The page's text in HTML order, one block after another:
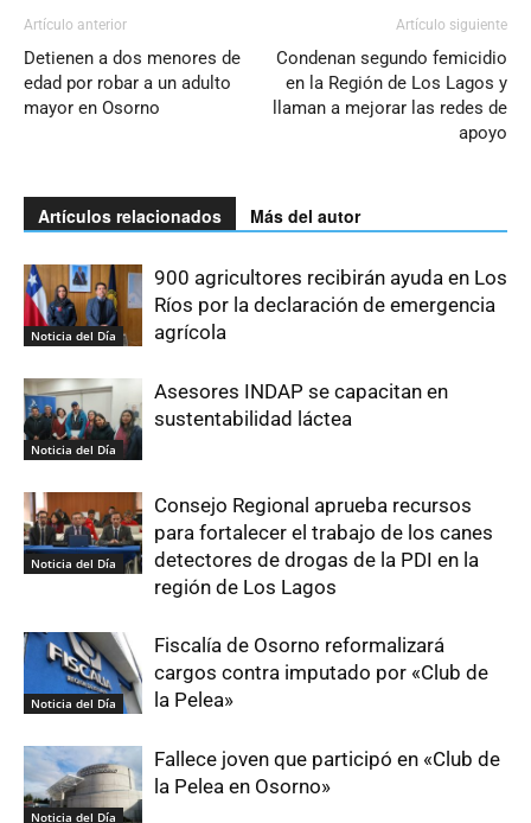
Artículo anterior
Detienen a dos menores de
edad por robar a un adulto
mayor en Osorno
Artículo siguiente
Condenan segundo femicidio
en la Región de Los Lagos y
llaman a mejorar las redes de
apoyo
Artículos relacionados Más del autor
Noticia del Día
900 agricultores recibirán ayuda en Los
Ríos por la declaración de emergencia
agrícola
Noticia del Día
Asesores INDAP se capacitan en
sustentabilidad láctea
Noticia del Día
Consejo Regional aprueba recursos
para fortalecer el trabajo de los canes
detectores de drogas de la PDI en la
región de Los Lagos
Noticia del Día
Fiscalía de Osorno reformalizará
cargos contra imputado por «Club de
la Pelea»
Noticia del Día
Fallece joven que participó en «Club de
la Pelea en Osorno»